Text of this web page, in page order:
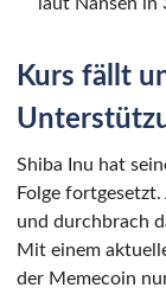
Kurs fällt
Shiba Inu hat
Folge
und durchbrach
Mit einem
der Memecoin